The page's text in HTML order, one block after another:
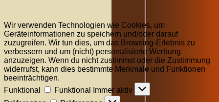
Wir verwenden Technologien wie Cookies, um
Geräteinformationen zu speichern und/oder darauf
zuzugreifen. Wir tun dies, um das Browsing-Erlebnis zu
verbessern und um (nicht) personalisierte Werbung
anzuzeigen. Wenn du nicht zustimmst oder die Zustimmung
widerrufst, kann dies bestimmte Merkmale und Funktionen
beeinträchtigen.
Funktional
Funktional
Immer aktiv